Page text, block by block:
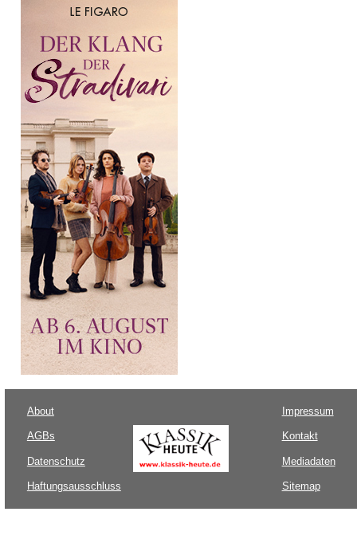
About
AGBs
Datenschutz
Haftungsausschluss
Impressum
Kontakt
Mediadaten
Sitemap